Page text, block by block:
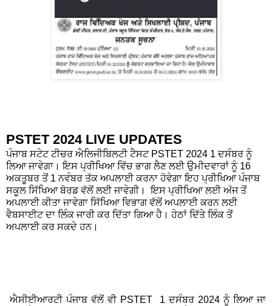
PSTET 2024 LIVE UPDATES
ਪੰਜਾਬ ਸਟੇਟ ਟੀਚਰ ਐਲਿਜੀਬਿਲਟੀ ਟੈਸਟ PSTET 2024 1 ਦਸੰਬਰ ਨੂੰ
ਲਿਆ ਜਾਵੇਗਾ। ਇਸ ਪ੍ਰੀਖਿਆ ਵਿੱਚ ਭਾਗ ਲੈਣ ਲਈ ਉਮੀਦਵਾਰਾਂ ਨੂੰ 16
ਅਕਤੂਬਰ ਤੋਂ 1 ਨਵੰਬਰ ਤੱਕ ਅਪਲਾਈ ਕਰਨਾ ਹੋਵੇਗਾ ਇਹ ਪ੍ਰੀਖਿਆ ਪੰਜਾਬ
ਸਕੂਲ ਸਿੱਖਿਆ ਬੋਰਡ ਵੱਲੋਂ ਲਈ ਜਾਵੇਗੀ। ਇਸ ਪ੍ਰੀਖਿਆ ਲਈ ਅੱਜ ਤੋਂ
ਅਪਲਾਈ ਕੀਤਾ ਜਾਵੇਗਾ ਸਿੱਖਿਆ ਵਿਭਾਗ ਵੱਲੋਂ ਅਪਲਾਈ ਕਰਨ ਲਈ
ਵੈਬਸਾਈਟ ਦਾ ਲਿੰਕ ਜਾਰੀ ਕਰ ਦਿੱਤਾ ਗਿਆ ਹੈ। ਹੇਠਾਂ ਦਿੱਤੇ ਲਿੰਕ ਤੋਂ
ਅਪਲਾਈ ਕਰ ਸਕਦੇ ਹਨ।
ਐਸੀਈਆਰਟੀ ਪੰਜਾਬ ਵੱਲੋਂ ਵੀ PSTET 1 ਦਸੰਬਰ 2024 ਨੂੰ ਲਿਆ ਜਾ